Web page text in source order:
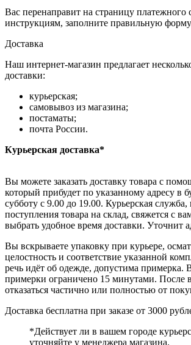
Вас перенаправит на страницу платежного
инструкциям, заполните правильную
Доставка
Наш интернет-магазин предлагает
доставки:
курьерская;
самовывоз из магазина;
постаматы;
почта России.
Курьерская доставка*
Вы можете заказать доставку товара с
который прибудет по указанному адресу в
субботу с 9.00 до 19.00. Курьерская служба,
поступления товара на склад, свяжется с
выбрать удобное время доставки. Уточнит
Вы вскрываете упаковку при курьере,
целостность и соответствие указанной
речь идёт об одежде, допустима примерка.
примерки ограничено 15 минутами. После
отказаться частично или полностью от
Доставка бесплатна при заказе от 3000
*Действует ли в вашем городе
уточняйте у менеджера магазина.